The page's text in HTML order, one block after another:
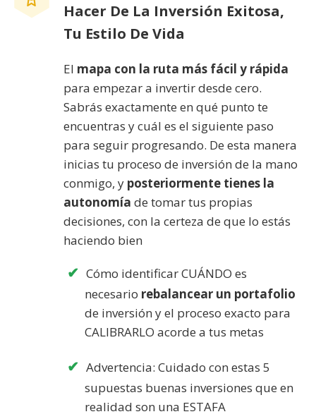
Hacer De La Inversión Exitosa,
Tu Estilo De Vida
El mapa con la ruta más fácil y rápida
para empezar a invertir desde cero.
Sabrás exactamente en qué punto te
encuentras y cuál es el siguiente paso
para seguir progresando. De esta manera
inicias tu proceso de inversión de la mano
conmigo, y posteriormente tienes la
autonomía de tomar tus propias
decisiones, con la certeza de que lo estás
haciendo bien
Cómo identificar CUÁNDO es
necesario rebalancear un portafolio
de inversión y el proceso exacto para
CALIBRARLO acorde a tus metas
Advertencia: Cuidado con estas 5
supuestas buenas inversiones que en
realidad son una ESTAFA